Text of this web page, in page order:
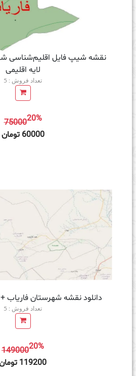
لایه اقلیمی
تعداد فروش : 5
7500020%
60000 تومان
دانلود نقشه شهرستان فاریاب + pdf با کیفیت بالا
تعداد فروش : 5
14900020%
119200 تومان